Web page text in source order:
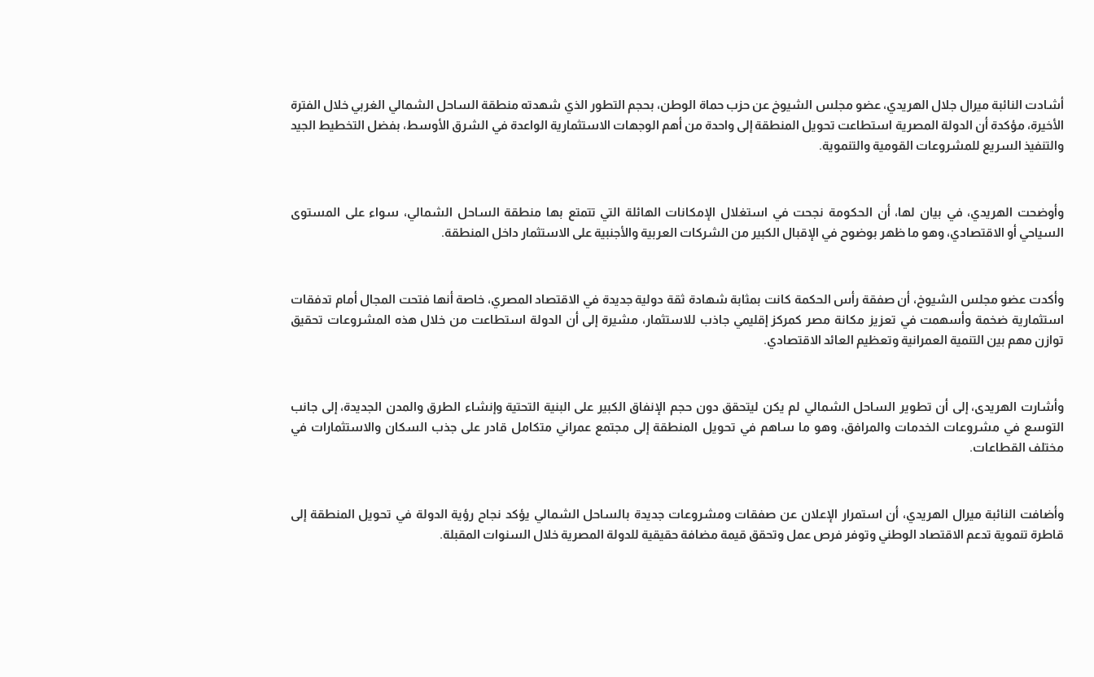
أشادت النائبة ميرال جلال الهريدي، عضو مجلس الشيوخ عن حزب حماة الوطن، بحجم التطور الذي شهدته منطقة الساحل الشمالي الغربي خلال الفترة
الأخيرة، مؤكدة أن الدولة المصرية استطاعت تحويل المنطقة إلى واحدة من أهم الوجهات الاستثمارية الواعدة في الشرق الأوسط، بفضل التخطيط الجيد
والتنفيذ السريع للمشروعات القومية والتنموية.
وأوضحت الهريدي، في بيان لها، أن الحكومة نجحت في استغلال الإمكانات الهائلة التي تتمتع بها منطقة الساحل الشمالي، سواء على المستوى
السياحي أو الاقتصادي، وهو ما ظهر بوضوح في الإقبال الكبير من الشركات العربية والأجنبية على الاستثمار داخل المنطقة.
وأكدت عضو مجلس الشيوخ، أن صفقة رأس الحكمة كانت بمثابة شهادة ثقة دولية جديدة في الاقتصاد المصري، خاصة أنها فتحت المجال أمام تدفقات
استثمارية ضخمة وأسهمت في تعزيز مكانة مصر كمركز إقليمي جاذب للاستثمار، مشيرة إلى أن الدولة استطاعت من خلال هذه المشروعات تحقيق
توازن مهم بين التنمية العمرانية وتعظيم العائد الاقتصادي.
وأشارت الهريدى، إلى أن تطوير الساحل الشمالي لم يكن ليتحقق دون حجم الإنفاق الكبير على البنية التحتية وإنشاء الطرق والمدن الجديدة، إلى جانب
التوسع في مشروعات الخدمات والمرافق، وهو ما ساهم في تحويل المنطقة إلى مجتمع عمراني متكامل قادر على جذب السكان والاستثمارات في
مختلف القطاعات.
وأضافت النائبة ميرال الهريدي، أن استمرار الإعلان عن صفقات ومشروعات جديدة بالساحل الشمالي يؤكد نجاح رؤية الدولة في تحويل المنطقة إلى
قاطرة تنموية تدعم الاقتصاد الوطني وتوفر فرص عمل وتحقق قيمة مضافة حقيقية للدولة المصرية خلال السنوات المقبلة.